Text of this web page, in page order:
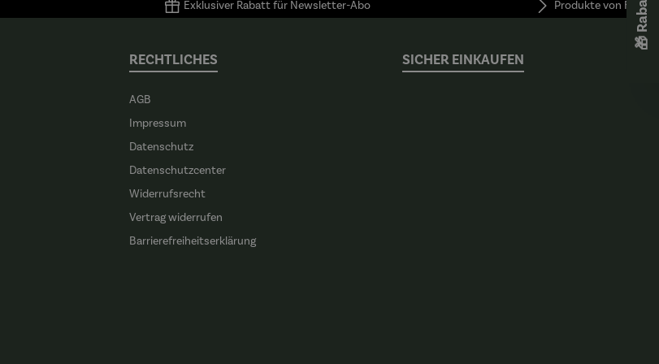
Kandinsky
Exklusiver Rabatt für Newsletter-Abo Produkte von FUNKE
RECHTLICHES
AGB
Impressum
Datenschutz
Datenschutzcenter
Widerrufsrecht
Vertrag widerrufen
Barrierefreiheitserklärung
SICHER EINKAUFEN